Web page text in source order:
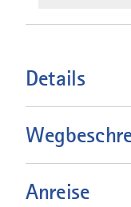
Details
Anreise